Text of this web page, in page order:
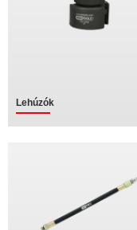
Lehúzók